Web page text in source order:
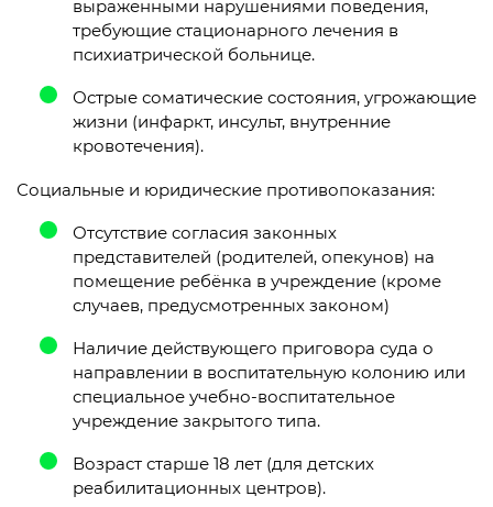
выраженными нарушениями поведения,
требующие стационарного лечения в
психиатрической больнице.
Острые соматические состояния, угрожающие
жизни (инфаркт, инсульт, внутренние
кровотечения).
Социальные и юридические противопоказания:
Отсутствие согласия законных
представителей (родителей, опекунов) на
помещение ребёнка в учреждение (кроме
случаев, предусмотренных законом)
Наличие действующего приговора суда о
направлении в воспитательную колонию или
специальное учебно-воспитательное
учреждение закрытого типа.
Возраст старше 18 лет (для детских
реабилитационных центров).